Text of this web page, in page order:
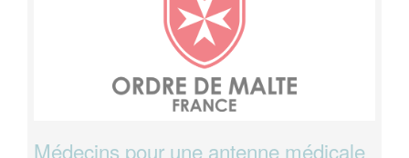
Médecins pour une antenne médicale